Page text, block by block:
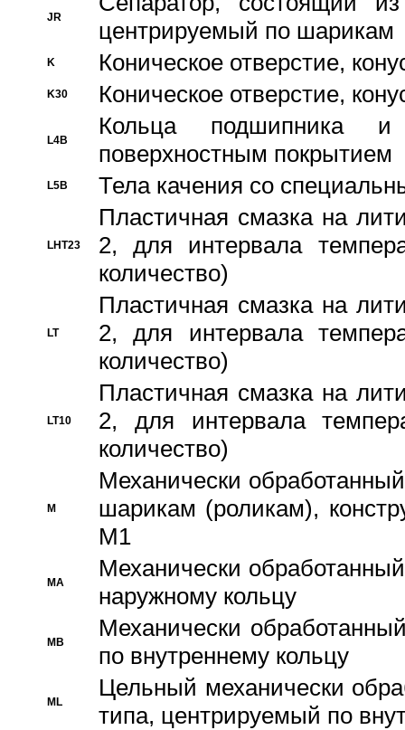
JR
центрируемый по шарикам
K Коническое отверстие,
K30 Коническое отверстие,
L4B
Кольца подшипника
поверхностным покрытием
L5B Тела качения со
LHT23
Пластичная смазка на
2, для интервала
количество)
LT
Пластичная смазка на
2, для интервала
количество)
LT10
Пластичная смазка на
2, для интервала
количество)
M
Механически
шарикам (роликам),
M1
MA
Механически
наружному кольцу
MB
Механически
по внутреннему кольцу
ML
Цельный механически
типа, центрируемый по